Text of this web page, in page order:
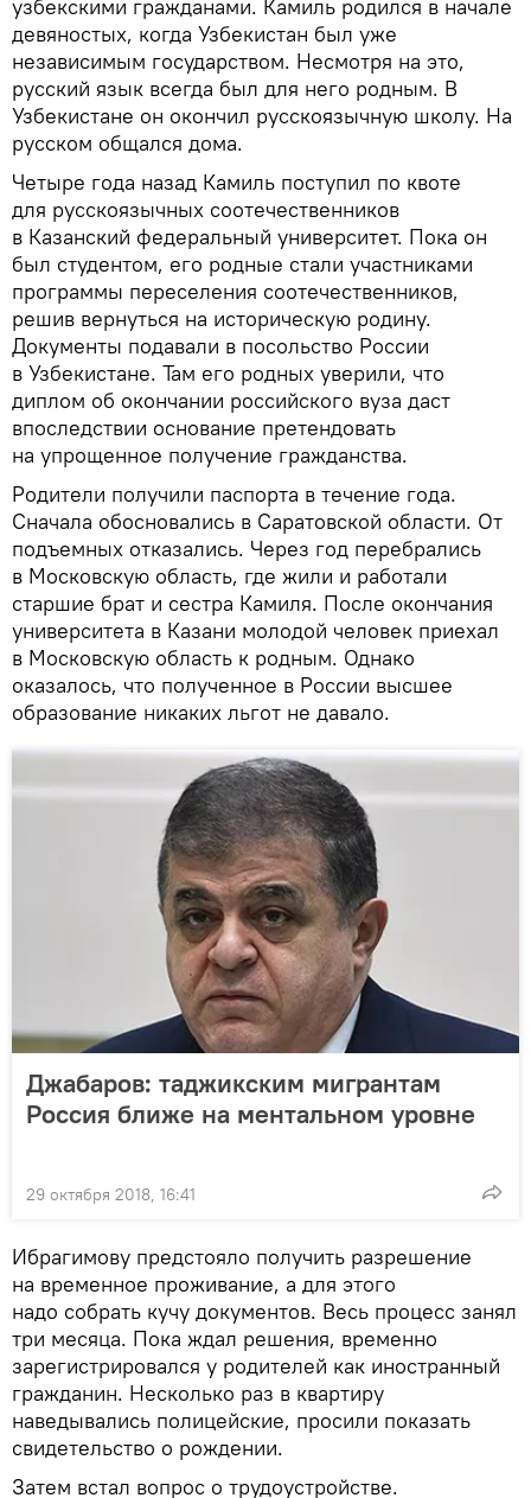
узбекскими гражданами. Камиль родился в начале
девяностых, когда Узбекистан был уже
независимым государством. Несмотря на это,
русский язык всегда был для него родным. В
Узбекистане он окончил русскоязычную школу. На
русском общался дома.
Четыре года назад Камиль поступил по квоте
для русскоязычных соотечественников
в Казанский федеральный университет. Пока он
был студентом, его родные стали участниками
программы переселения соотечественников,
решив вернуться на историческую родину.
Документы подавали в посольство России
в Узбекистане. Там его родных уверили, что
диплом об окончании российского вуза даст
впоследствии основание претендовать
на упрощенное получение гражданства.
Родители получили паспорта в течение года.
Сначала обосновались в Саратовской области. От
подъемных отказались. Через год перебрались
в Московскую область, где жили и работали
старшие брат и сестра Камиля. После окончания
университета в Казани молодой человек приехал
в Московскую область к родным. Однако
оказалось, что полученное в России высшее
образование никаких льгот не давало.
Джабаров: таджикским мигрантам
Россия ближе на ментальном уровне
29 октября 2018, 16:41
Ибрагимову предстояло получить разрешение
на временное проживание, а для этого
надо собрать кучу документов. Весь процесс занял
три месяца. Пока ждал решения, временно
зарегистрировался у родителей как иностранный
гражданин. Несколько раз в квартиру
наведывались полицейские, просили показать
свидетельство о рождении.
Затем встал вопрос о трудоустройстве.